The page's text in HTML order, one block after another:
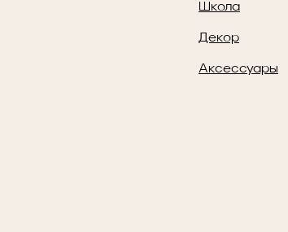
Школа
Декор
Аксессуары